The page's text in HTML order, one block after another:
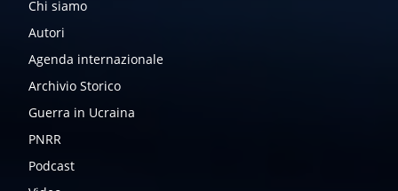
Chi siamo
Autori
Agenda internazionale
Archivio Storico
Guerra in Ucraina
PNRR
Podcast